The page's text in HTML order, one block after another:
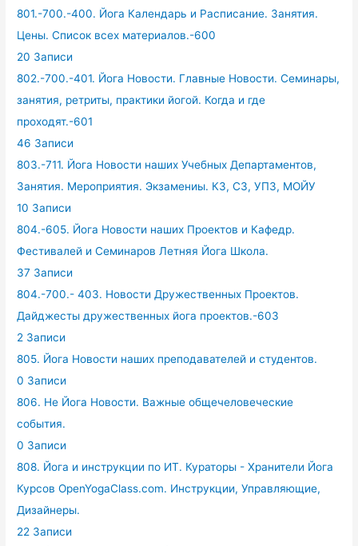
801.-700.-400. Йога Календарь и Расписание. Занятия.
Цены. Список всех материалов.-600
20 Записи
802.-700.-401. Йога Новости. Главные Новости. Семинары,
занятия, ретриты, практики йогой. Когда и где
проходят.-601
46 Записи
803.-711. Йога Новости наших Учебных Департаментов,
Занятия. Мероприятия. Экзамениы. КЗ, СЗ, УПЗ, МОЙУ
10 Записи
804.-605. Йога Новости наших Проектов и Кафедр.
Фестивалей и Семинаров Летняя Йога Школа.
37 Записи
804.-700.- 403. Новости Дружественных Проектов.
Дайджесты дружественных йога проектов.-603
2 Записи
805. Йога Новости наших преподавателей и студентов.
0 Записи
806. Не Йога Новости. Важные общечеловеческие
события.
0 Записи
808. Йога и инструкции по ИТ. Кураторы - Хранители Йога
Курсов OpenYogaClass.com. Инструкции, Управляющие,
Дизайнеры.
22 Записи